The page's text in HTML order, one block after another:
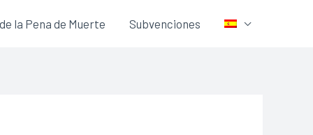
la Pena de Muerte Subvenciones